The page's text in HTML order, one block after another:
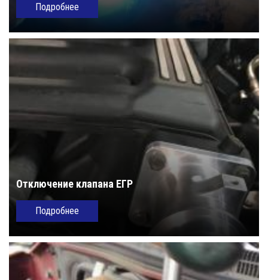
Подробнее
Отключение клапана ЕГР
Подробнее